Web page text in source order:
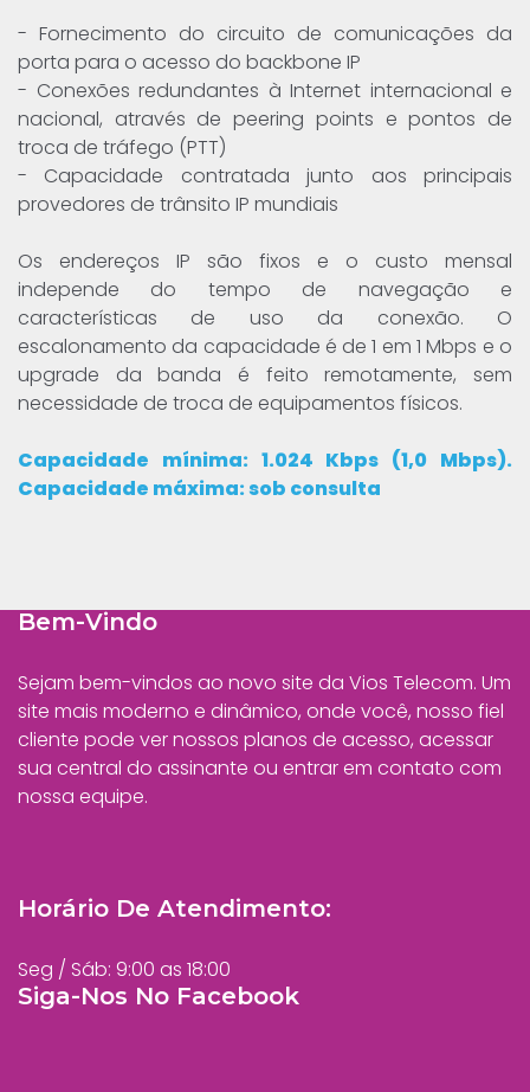
- Fornecimento do circuito de comunicações da
porta para o acesso do backbone IP
- Conexões redundantes à Internet internacional e
nacional, através de peering points e pontos de
troca de tráfego (PTT)
- Capacidade contratada junto aos principais
provedores de trânsito IP mundiais
Os endereços IP são fixos e o custo mensal
independe do tempo de navegação e
características de uso da conexão. O
escalonamento da capacidade é de 1 em 1 Mbps e o
upgrade da banda é feito remotamente, sem
necessidade de troca de equipamentos físicos.
Capacidade mínima: 1.024 Kbps (1,0 Mbps).
Capacidade máxima: sob consulta
Bem-Vindo
Sejam bem-vindos ao novo site da Vios Telecom. Um
site mais moderno e dinâmico, onde você, nosso fiel
cliente pode ver nossos planos de acesso, acessar
sua central do assinante ou entrar em contato com
nossa equipe.
Horário De Atendimento:
Seg / Sáb: 9:00 as 18:00
Siga-Nos No Facebook